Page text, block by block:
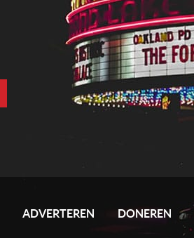
ADVERTEREN DONEREN